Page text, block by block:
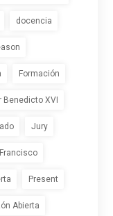
docencia
Formación
Benedicto XVI
Jury
Present
Abierta